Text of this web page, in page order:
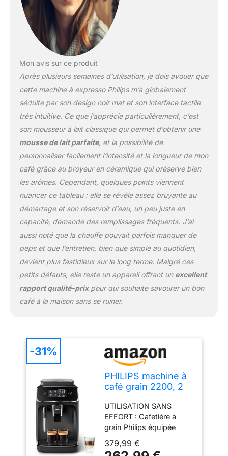
l'intensité du café, la
quantité et la
température selon vos
préférences
ne comprend que deux
pièces et elles sont
compatibles lave-
nettoyage quotidien
rapide et sans contrainte.
COMPATIBLE FILTRE
AQUACLEAN : Réduit la
formation de calcaire,
minimisant le besoin de
détartrage fréquent et
prolongeant la durée de
vie de la machine à café.
Mon avis sur ce produit
Après plusieurs semaines d’utilisation, je dois avouer que
cette machine à expresso Philips m’a globalement
séduite par son design noir mat et son interface tactile
très intuitive. Ce que j’apprécie particulièrement, c’est
son mousseur à lait classique qui permet d’obtenir une
mousse de lait parfaite, et la possibilité de
personnaliser facilement l’intensité et la longueur de mon
café grâce au broyeur en céramique qui préserve bien
les arômes. Cependant, quelques points viennent
nuancer ce tableau : elle se révèle assez bruyante au
démarrage et son réservoir d’eau, un peu juste en
capacité, demande des remplissages fréquents. J’ai
aussi noté que la chauffe pouvait parfois manquer de
peps et que l’entretien, bien que simple au quotidien,
devient plus fastidieux sur le long terme. Malgré ces
petits défauts, elle reste un appareil offrant un excellent
rapport qualité-prixpour qui souhaite savourer un bon
café à la maison sans se ruiner.
PHILIPS machine à
café grain 2200, 2
mousseur à lait,
Noir mat
UTILISATION SANS
EFFORT : Cafetière à
grain Philips équipée
d'un écran tactile simple
pour une préparation
379,99 €
-31%